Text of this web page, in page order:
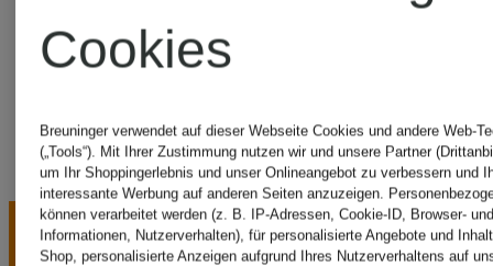
Tracht
Cookies
Breuninger verwendet auf dieser Webseite Cookies und andere Web-
(„Tools“). Mit Ihrer Zustimmung nutzen wir und unsere Partner
um Ihr Shoppingerlebnis und unser Onlineangebot zu verbessern und
interessante Werbung auf anderen Seiten anzuzeigen.
können verarbeitet werden (z. B. IP-Adressen, Cookie-ID, Browser-
Informationen, Nutzerverhalten), für personalisierte Angebote und
Shop, personalisierte Anzeigen aufgrund Ihres Nutzerverhaltens auf